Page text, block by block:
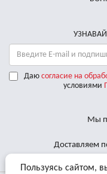
Даю согласие на
условиями
Мы
Доставляем
Пользуясь сайтом,